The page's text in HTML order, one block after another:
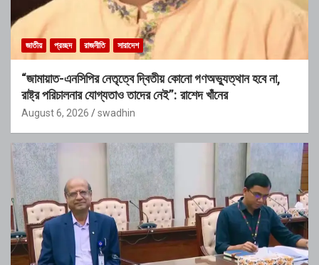
জাতীয় প্রচ্ছদ রাজনীতি সারাদেশ
“জামায়াত-এনসিপির নেতৃত্বে দ্বিতীয় কোনো গণঅভ্যুত্থান হবে না,
রাষ্ট্র পরিচালনার যোগ্যতাও তাদের নেই”: রাশেদ খাঁনের
August 6, 2026 swadhin